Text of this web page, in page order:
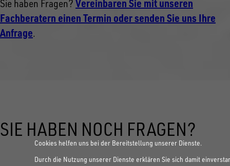
Sie haben Fragen? Vereinbaren Sie mit unseren
Fachberatern einen Termin oder senden Sie uns Ihre
Anfrage.
SIE HABEN NOCH FRAGEN?
Cookies helfen uns bei der Bereitstellung unserer Dienste.
Durch die Nutzung unserer Dienste erklären Sie sich damit